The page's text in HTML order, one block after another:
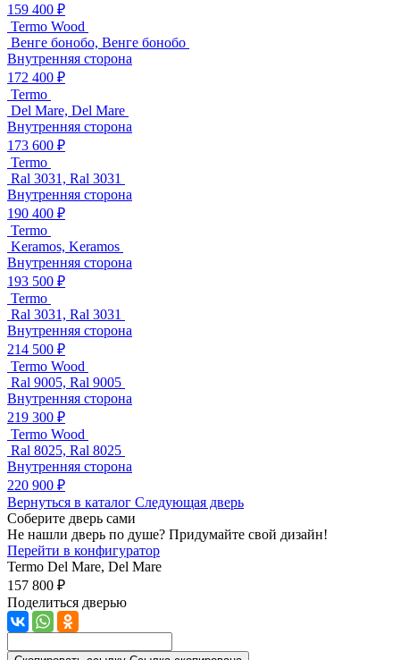
159 400 ₽
Termo Wood
Венге бонобо, Венге бонобо
Внутренняя сторона
172 400 ₽
Termo
Del Mare, Del Mare
Внутренняя сторона
173 600 ₽
Termo
Ral 3031, Ral 3031
Внутренняя сторона
190 400 ₽
Termo
Keramos, Keramos
Внутренняя сторона
193 500 ₽
Termo
Ral 3031, Ral 3031
Внутренняя сторона
214 500 ₽
Termo Wood
Ral 9005, Ral 9005
Внутренняя сторона
219 300 ₽
Termo Wood
Ral 8025, Ral 8025
Внутренняя сторона
220 900 ₽
Вернуться в каталог Следующая дверь
Соберите дверь сами
Не нашли дверь по душе? Придумайте свой дизайн!
Перейти в конфигуратор
Termo Del Mare, Del Mare
157 800 ₽
Поделиться дверью